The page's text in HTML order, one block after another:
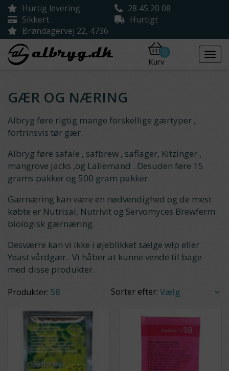
Hurtig levering
28 45 20 08
Sikkert
Hurtigt
Brøndagervej 22, 4736
0
Kurv
GÆR OG NÆRING
Albryg føre rigtig mange forskellige gærtyper ,
fortrinsvis tør gær.
Albryg føre safale , safbrew , saflager, Kitzinger ,
mangrove jacks ,og Lallemand . Desuden føre 15
grams pakker og 500 gram pakker.
Gærnæring kan være en nødvendighed og de mest
købte er Nutrisal, Nutrivit og Servomyces Brewferm
biologisk gærnæring.
Desværre kan vi ikke i øjeblikket sælge wlp eller
Yeast vårdgær. Vi håber at kunne vende til bage
med disse produkter.
Produkter: 58 Sorter efter: